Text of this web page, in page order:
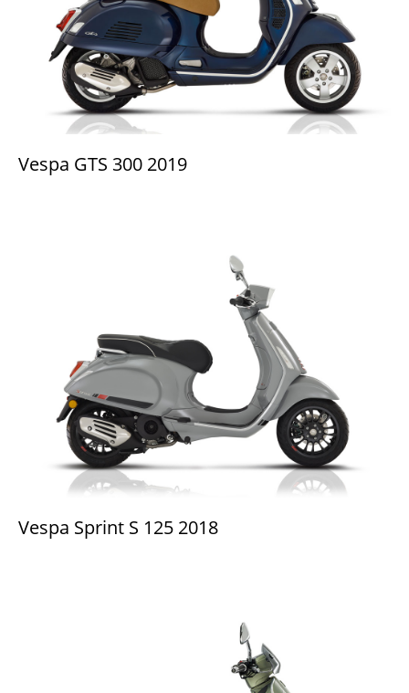
Vespa GTS 300 2019
Vespa Sprint S 125 2018